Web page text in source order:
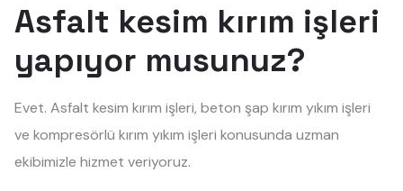
Asfalt kesim kırım işleri
yapıyor musunuz?
Evet. Asfalt kesim kırım işleri, beton şap kırım yıkım işleri
ve kompresörlü kırım yıkım işleri konusunda uzman
ekibimizle hizmet veriyoruz.